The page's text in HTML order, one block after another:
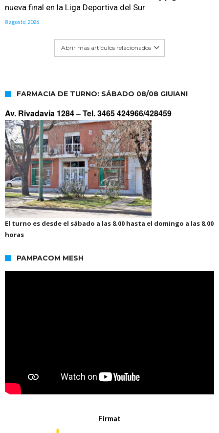
nueva final en la Liga Deportiva del Sur
8 agosto, 2026
Abrir mas artículos relacionados
FARMACIA DE TURNO: SÁBADO 08/08 GIUIANI
Av. Rivadavia 1284 –Tel. 3465 424966/428459
El turno es desde el sábado a las 8.00 hasta el domingo a las 8.00
horas
PAMPACOM MESH
Firmat